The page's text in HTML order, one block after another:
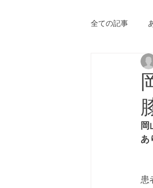
全ての記事
ブログ作成
岡
あ
患